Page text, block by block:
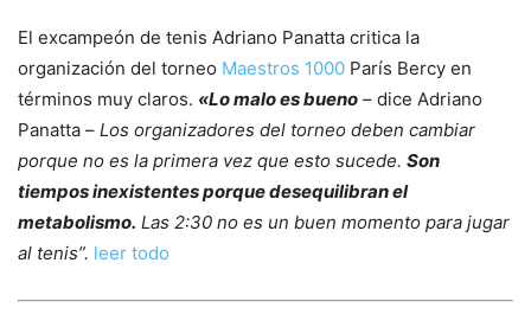
El excampeón de tenis Adriano Panatta critica la
organización del torneo Maestros 1000 París Bercy en
términos muy claros. «Lo malo es bueno – dice Adriano
Panatta – Los organizadores del torneo deben cambiar
porque no es la primera vez que esto sucede. Son
tiempos inexistentes porque desequilibran el
metabolismo. Las 2:30 no es un buen momento para jugar
al tenis”. leer todo